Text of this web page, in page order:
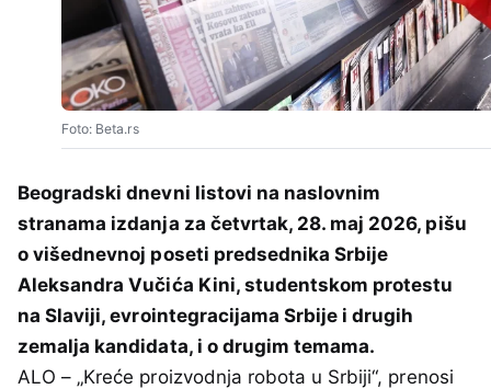
Foto: Beta.rs
Beogradski dnevni listovi na naslovnim
stranama izdanja za četvrtak, 28. maj 2026, pišu
o višednevnoj poseti predsednika Srbije
Aleksandra Vučića Kini, studentskom protestu
na Slaviji, evrointegracijama Srbije i drugih
zemalja kandidata, i o drugim temama.
ALO – „Kreće proizvodnja robota u Srbiji“, prenosi